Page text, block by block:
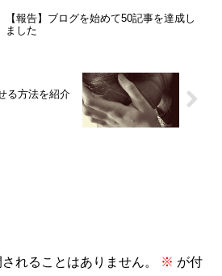
【報告】ブログを始めて50記事を達成し
ました
る方法を紹介
れることはありません。 ※ が付